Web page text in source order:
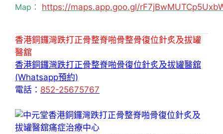
Map： https://maps.app.goo.gl/
香港銅鑼灣跌打正骨整脊啪骨整骨復位針炙及拔罐
醫舘
香港銅鑼灣跌打正骨整脊啪骨復位針炙及拔罐醫舘
(Whatsapp預約)
電話： 852-25675767